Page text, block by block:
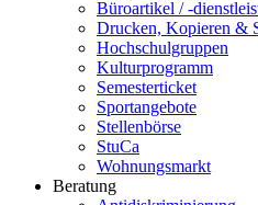
Büroartikel / -
Drucken, Kopieren &
Hochschulgruppen
Kulturprogramm
Semesterticket
Sportangebote
Stellenbörse
StuCa
Wohnungsmarkt
Beratung